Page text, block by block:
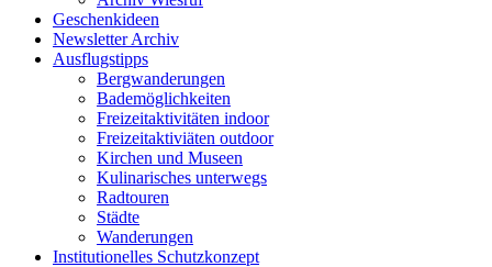
Geschenkideen
Newsletter Archiv
Ausflugstipps
Bergwanderungen
Bademöglichkeiten
Freizeitaktivitäten indoor
Freizeitaktiviäten outdoor
Kirchen und Museen
Kulinarisches unterwegs
Radtouren
Städte
Wanderungen
Institutionelles Schutzkonzept